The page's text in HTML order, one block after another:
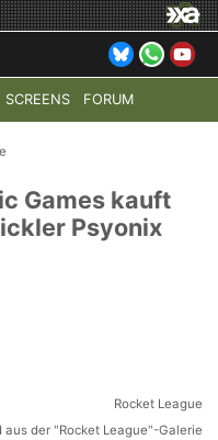
SCREENS FORUM
4 HALO:
Games kauft
Psyonix
aus der "Rocket League"-Galerie